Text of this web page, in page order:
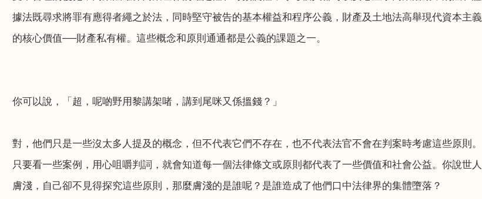
據法既尋求將罪有應得者繩之於法，同時堅守被告的基本權益和程序公義，財產及土地法高舉現代資本主義
的核心價值──財產私有權。這些概念和原則通通都是公義的課題之一。
你可以說，「超，呢啲野用黎講架啫，講到尾咪又係搵錢？」
對，他們只是一些沒太多人提及的概念，但不代表它們不存在，也不代表法官不會在判案時考慮這些原則。
只要看一些案例，用心咀嚼判詞，就會知道每一個法律條文或原則都代表了一些價值和社會公益。你說世人
膚淺，自己卻不見得探究這些原則，那麼膚淺的是誰呢？是誰造成了他們口中法律界的集體墮落？